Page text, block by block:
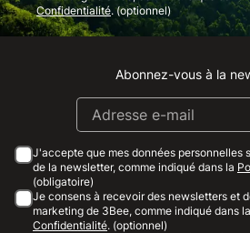
Confidentialité. (optionnel)
Abonnez-vous à la
J'accepte que mes données personnelles
de la newsletter, comme indiqué dans la
(obligatoire)
Je consens à recevoir des newsletters et
marketing de 3Bee, comme indiqué dans la
Confidentialité. (optionnel)